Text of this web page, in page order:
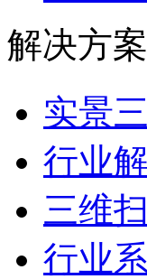
解决方案
实景
行业
三维
行业